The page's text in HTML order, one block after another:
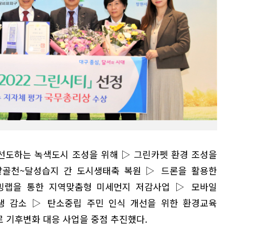
도하는 녹색도시 조성을 위해 ▷ 그린카펫 환경 조성을
천~달성습지 간 도시생태축 복원 ▷ 드론을 활용한
을 통한 지역맞춤형 미세먼지 저감사업 ▷ 모바일
감소 ▷ 탄소중립 주민 인식 개선을 위한 환경교육
후변화 대응 사업을 중점 추진했다.